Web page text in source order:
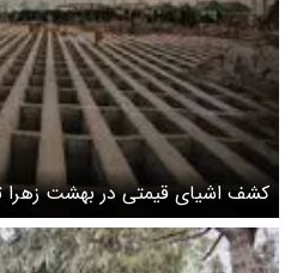
کشف اشیای قیمتی در بهشت